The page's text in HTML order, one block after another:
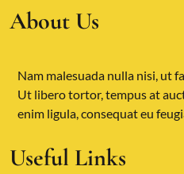
About Us
Nam malesuada nulla nisi, ut
Ut libero tortor, tempus at
enim ligula, consequat eu
Useful Links